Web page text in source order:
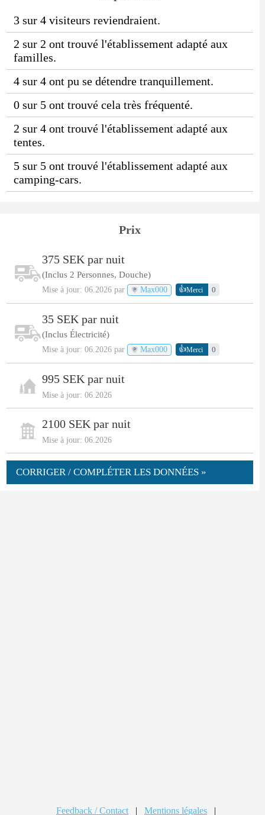
3 sur 4 visiteurs reviendraient.
2 sur 2 ont trouvé l'établissement adapté aux
familles.
4 sur 4 ont pu se détendre tranquillement.
0 sur 5 ont trouvé cela très fréquenté.
2 sur 4 ont trouvé l'établissement adapté aux
tentes.
5 sur 5 ont trouvé l'établissement adapté aux
camping-cars.
Prix
375 SEK par nuit
(Inclus 2 Personnes, Douche)
Mise à jour: 06.2026 par Max000 👍Merci 0
35 SEK par nuit
(Inclus Électricité)
Mise à jour: 06.2026 par Max000 👍Merci 0
995 SEK par nuit
Mise à jour: 06.2026
2100 SEK par nuit
Mise à jour: 06.2026
CORRIGER / COMPLÉTER LES DONNÉES »
Feedback / Contact | Mentions légales |